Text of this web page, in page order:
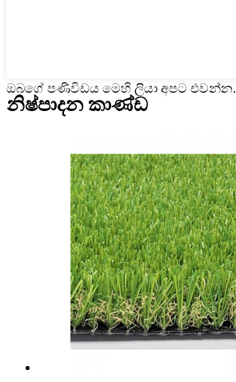
ඔබගේ පණිවිඩය මෙහි ලියා අපට එවන්න.
නිෂ්පාදන කාණ්ඩ